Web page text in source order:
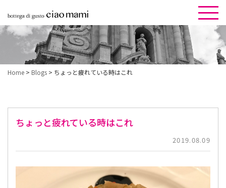
Home > Blogs > ちょっと疲れている時はこれ
ちょっと疲れている時はこれ
2019.08.09